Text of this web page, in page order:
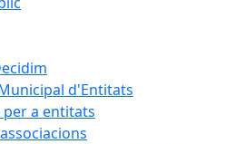
d'Entitats
per a entitats